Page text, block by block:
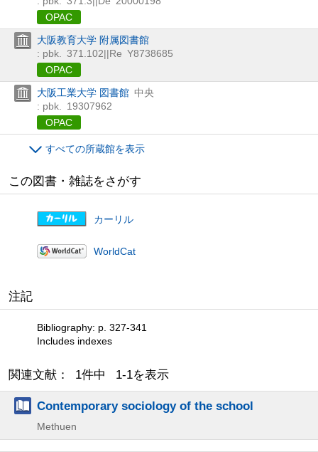
OPAC
大阪教育大学 附属図書館
: pbk.
371.102||Re Y8738685
OPAC
大阪工業大学 図書館 中央
: pbk.
19307962
OPAC
すべての所蔵館を表示
この図書・雑誌をさがす
カーリル
WorldCat
注記
Bibliography: p. 327-341
Includes indexes
関連文献： 1件中 1-1を表示
Contemporary sociology of the school
Methuen